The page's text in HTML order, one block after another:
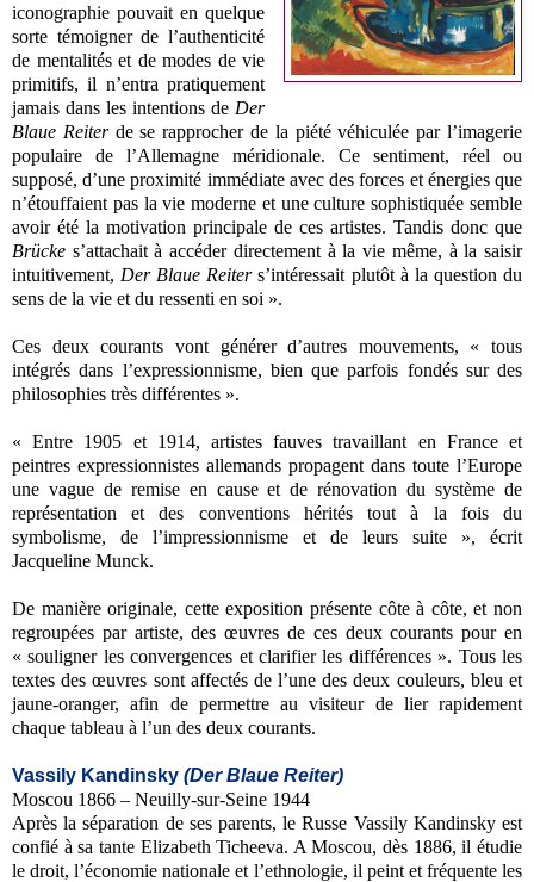
iconographie pouvait en quelque
sorte témoigner de l’authenticité
de mentalités et de modes de vie
primitifs, il n’entra pratiquement
jamais dans les intentions de Der
Blaue Reiter de se rapprocher de la piété véhiculée par l’imagerie
populaire de l’Allemagne méridionale. Ce sentiment, réel ou
supposé, d’une proximité immédiate avec des forces et énergies que
n’étouffaient pas la vie moderne et une culture sophistiquée semble
avoir été la motivation principale de ces artistes. Tandis donc que
Brücke s’attachait à accéder directement à la vie même, à la saisir
intuitivement, Der Blaue Reiters’intéressait plutôt à la question du
sens de la vie et du ressenti en soi ».
Ces deux courants vont générer d’autres mouvements, « tous
intégrés dans l’expressionnisme, bien que parfois fondés sur des
philosophies très différentes ».
« Entre 1905 et 1914, artistes fauves travaillant en France et
peintres expressionnistes allemands propagent dans toute l’Europe
une vague de remise en cause et de rénovation du système de
représentation et des conventions hérités tout à la fois du
symbolisme, de l’impressionnisme et de leurs suite », écrit
Jacqueline Munck.
De manière originale, cette exposition présente côte à côte, et non
regroupées par artiste, des œuvres de ces deux courants pour en
« souligner les convergences et clarifier les différences ». Tous les
textes des œuvres sont affectés de l’une des deux couleurs, bleu et
jaune-oranger, afin de permettre au visiteur de lier rapidement
chaque tableau à l’un des deux courants.
Vassily Kandinsky (Der Blaue Reiter)
Moscou 1866 – Neuilly-sur-Seine 1944
Après la séparation de ses parents, le Russe Vassily Kandinsky est
confié à sa tante Elizabeth Ticheeva. A Moscou, dès 1886, il étudie
le droit, l’économie nationale et l’ethnologie, il peint et fréquente les